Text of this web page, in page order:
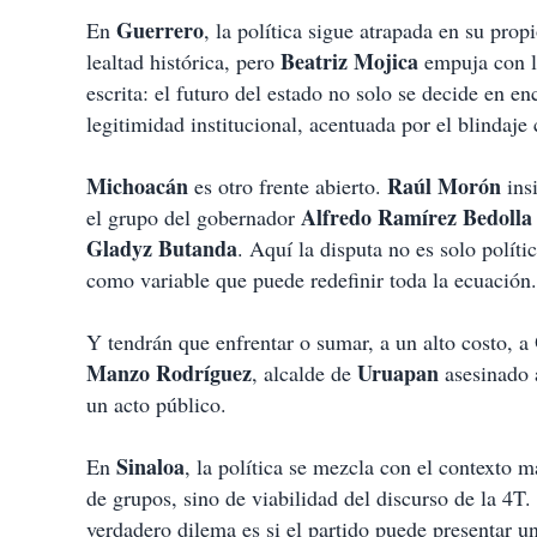
En Guerrero, la política sigue atrapada en su
lealtad histórica, pero Beatriz Mojica empuja con
escrita: el futuro del estado no solo se decide en
legitimidad institucional, acentuada por el blindaje
Michoacán es otro frente abierto. Raúl Morón
el grupo del gobernador Alfredo Ramírez Bedolla
Gladyz Butanda. Aquí la disputa no es solo
como variable que puede redefinir toda la ecuación.
Y tendrán que enfrentar o sumar, a un alto costo, a
Manzo Rodríguez, alcalde de Uruapan
un acto público.
En Sinaloa, la política se mezcla con el contexto
de grupos, sino de viabilidad del discurso de la 4T.
verdadero dilema es si el partido puede presentar